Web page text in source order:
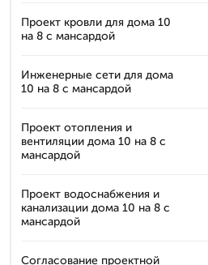
Проект кровли для дома 10
на 8 с мансардой
Инженерные сети для дома
10 на 8 с мансардой
Проект отопления и
вентиляции дома 10 на 8 с
мансардой
Проект водоснабжения и
канализации дома 10 на 8 с
мансардой
Согласование проектной